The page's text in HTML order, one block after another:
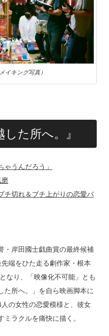
イキング写真）
た所へ。』
ゃうんだろう」
切れ＆ブチ上がりの恋愛バ
・岸田國士戯曲賞の最終候補
端をひた走る劇作家・根本
なり、「映像化不可能」とも
た所へ。」を自ら映画脚本に
の女性の恋愛模様と、彼女
ラクルを痛快に描く。